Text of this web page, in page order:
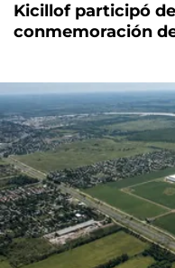
Kicillof participó
conmemoración